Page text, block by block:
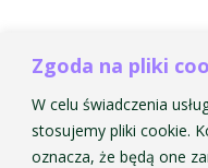
Zgoda na pliki
W celu świadczenia
stosujemy pliki cookie.
oznacza, że będą one
Strona Główna AMKP
Strona
© 2026 Akademia Muzyczna im.
zastrzeżone.